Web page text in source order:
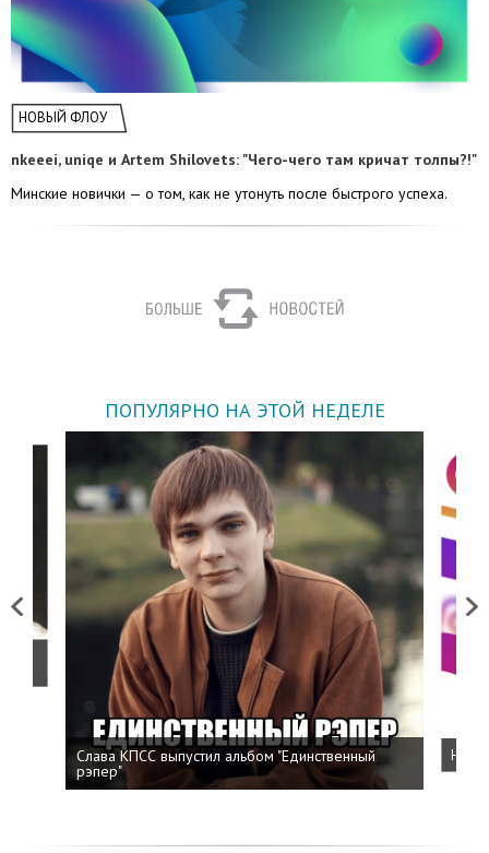
НОВЫЙ ФЛОУ
nkeeei, uniqe и Artem Shilovets: "Чего-чего там кричат толпы?!"
Минские новички — о том, как не утонуть после быстрого успеха.
ПОПУЛЯРНО НА ЭТОЙ НЕДЕЛЕ
Previous
Слава КПСС выпустил альбом "Единственный
рэпер"
Next